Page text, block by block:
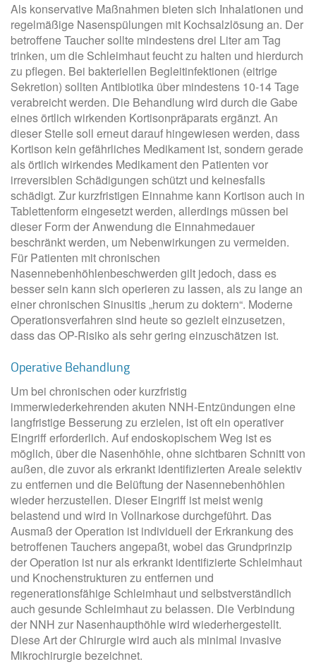
Als konservative Maßnahmen bieten sich Inhalationen und
regelmäßige Nasenspülungen mit Kochsalzlösung an. Der
betroffene Taucher sollte mindestens drei Liter am Tag
trinken, um die Schleimhaut feucht zu halten und hierdurch
zu pflegen. Bei bakteriellen Begleitinfektionen (eitrige
Sekretion) sollten Antibiotika über mindestens 10-14 Tage
verabreicht werden. Die Behandlung wird durch die Gabe
eines örtlich wirkenden Kortisonpräparats ergänzt. An
dieser Stelle soll erneut darauf hingewiesen werden, dass
Kortison kein gefährliches Medikament ist, sondern gerade
als örtlich wirkendes Medikament den Patienten vor
irreversiblen Schädigungen schützt und keinesfalls
schädigt. Zur kurzfristigen Einnahme kann Kortison auch in
Tablettenform eingesetzt werden, allerdings müssen bei
dieser Form der Anwendung die Einnahmedauer
beschränkt werden, um Nebenwirkungen zu vermeiden.
Für Patienten mit chronischen
Nasennebenhöhlenbeschwerden gilt jedoch, dass es
besser sein kann sich operieren zu lassen, als zu lange an
einer chronischen Sinusitis „herum zu doktern“. Moderne
Operationsverfahren sind heute so gezielt einzusetzen,
dass das OP-Risiko als sehr gering einzuschätzen ist.
Operative Behandlung
Um bei chronischen oder kurzfristig
immerwiederkehrenden akuten NNH-Entzündungen eine
langfristige Besserung zu erzielen, ist oft ein operativer
Eingriff erforderlich. Auf endoskopischem Weg ist es
möglich, über die Nasenhöhle, ohne sichtbaren Schnitt von
außen, die zuvor als erkrankt identifizierten Areale selektiv
zu entfernen und die Belüftung der Nasennebenhöhlen
wieder herzustellen. Dieser Eingriff ist meist wenig
belastend und wird in Vollnarkose durchgeführt. Das
Ausmaß der Operation ist individuell der Erkrankung des
betroffenen Tauchers angepaßt, wobei das Grundprinzip
der Operation ist nur als erkrankt identifizierte Schleimhaut
und Knochenstrukturen zu entfernen und
regenerationsfähige Schleimhaut und selbstverständlich
auch gesunde Schleimhaut zu belassen. Die Verbindung
der NNH zur Nasenhaupthöhle wird wiederhergestellt.
Diese Art der Chirurgie wird auch als minimal invasive
Mikrochirurgie bezeichnet.